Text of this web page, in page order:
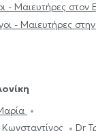
- Μαιευτήρες στον
- Μαιευτήρες
Κωνσταντίνος
Dr